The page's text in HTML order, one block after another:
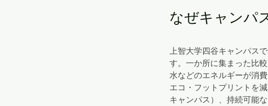
なぜキャンパ
上智大学四谷キャンパス
す。一か所に集まった比
水などのエネルギーが消
エコ・フットプリントを
キャンパス）、持続可能